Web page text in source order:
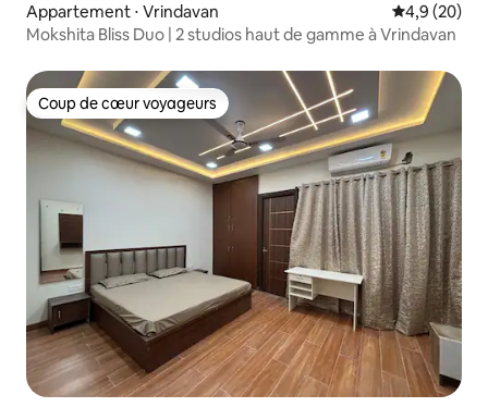
Appartement ⋅ Vrindavan Évaluation
4,9 (20)
Mokshita Bliss Duo | 2 studios haut de gamme à Vrindavan
Coup de cœur voyageurs
Coup de cœur voyageurs